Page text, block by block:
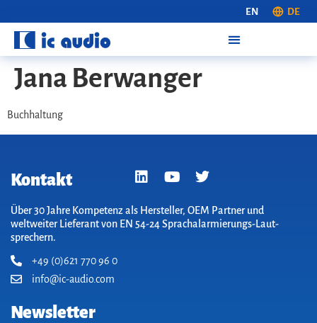
EN DE
Jana Berwanger
Buchhaltung
Kontakt
Über 30 Jahre Kompetenz als Hersteller, OEM Partner und
weltweiter Lieferant von EN 54-24 Sprach­alarm­ierungs-Laut­
sprechern.
+49 (0)621 770 96 0
info@ic-audio.com
Newsletter